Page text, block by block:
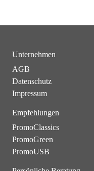
Unternehmen
AGB
Datenschutz
Impressum
Empfehlungen
PromoClassics
PromoGreen
PromoUSB